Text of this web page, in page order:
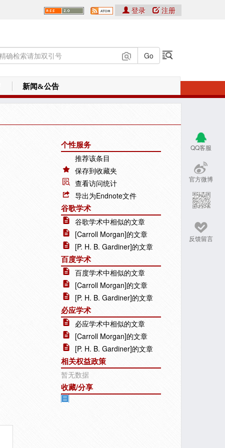
登录 注册
新闻&公告
QQ客服
官方微博
反馈留言
个性服务
推荐该条目
保存到收藏夹
查看访问统计
导出为Endnote文件
谷歌学术
谷歌学术中相似的文章
[Carroll Morgan]的文章
[P. H. B. Gardiner]的文章
百度学术
百度学术中相似的文章
[Carroll Morgan]的文章
[P. H. B. Gardiner]的文章
必应学术
必应学术中相似的文章
[Carroll Morgan]的文章
[P. H. B. Gardiner]的文章
相关权益政策
暂无数据
收藏/分享